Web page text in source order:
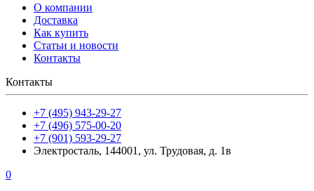
О компании
Доставка
Как купить
Статьи и новости
Контакты
Контакты
+7 (495) 943-29-27
+7 (496) 575-00-20
+7 (901) 593-29-27
Электросталь, 144001, ул. Трудовая, д. 1в
0